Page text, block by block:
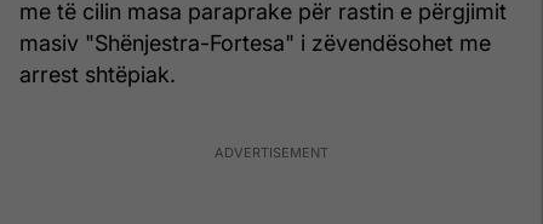
me të cilin masa paraprake për rastin e përgjimit
masiv "Shënjestra-Fortesa" i zëvendësohet me
arrest shtëpiak.